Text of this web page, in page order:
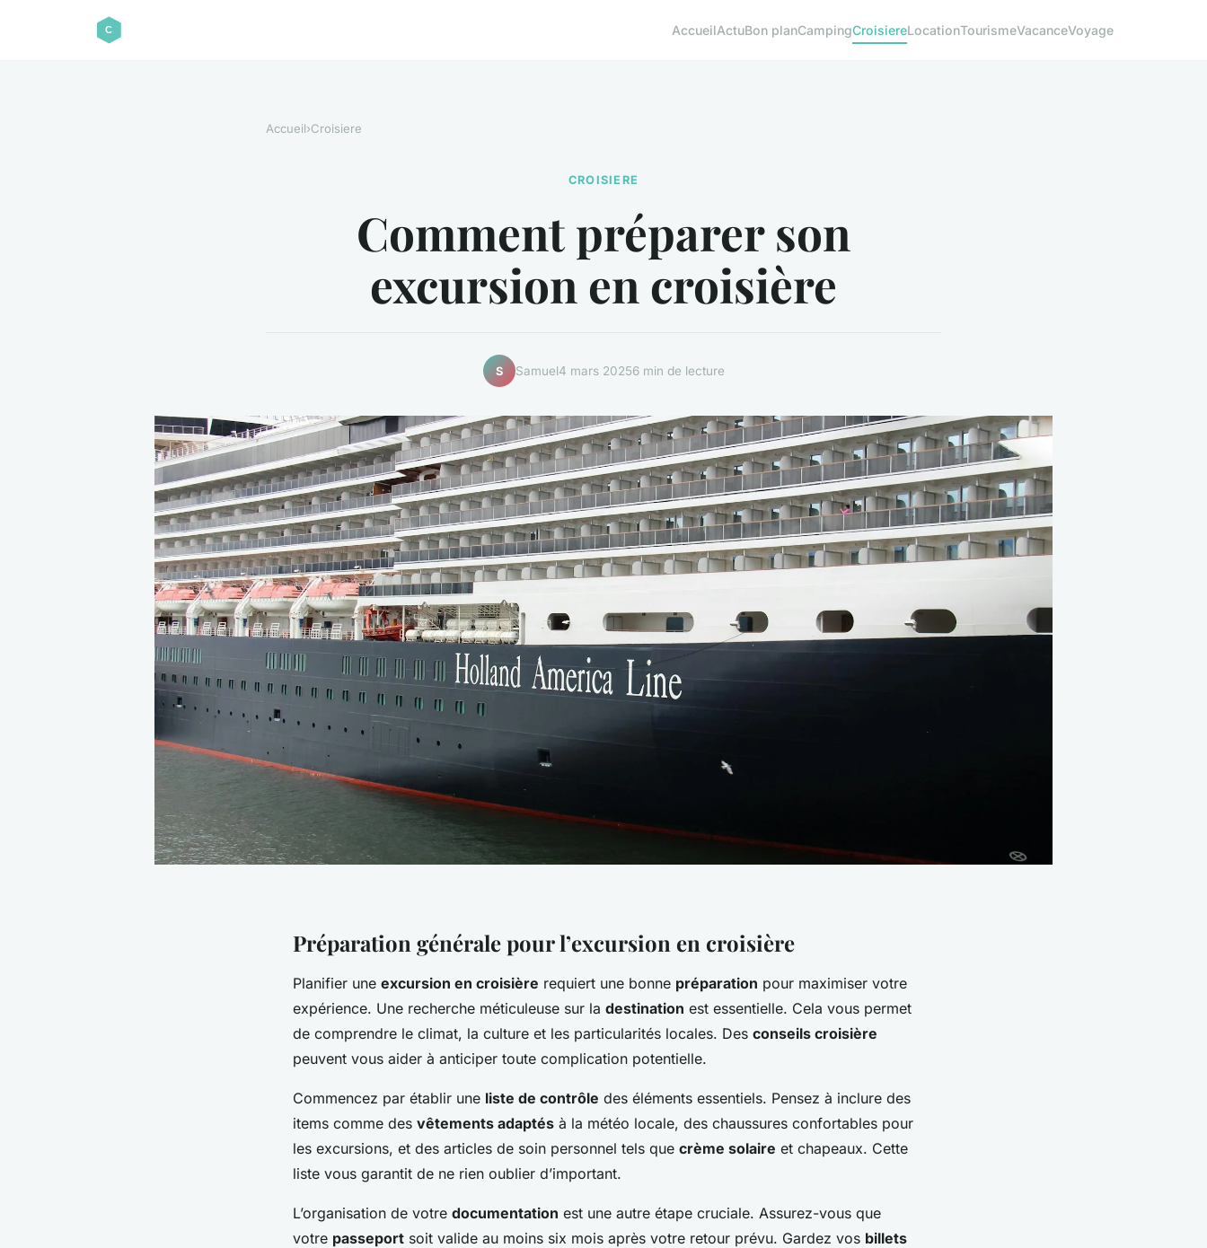
AccueilActuBon planCampingCroisiereLocationTourismeVacanceVoyage
Accueil›Croisiere
CROISIERE
Comment préparer son
excursion en croisière
S Samuel4 mars 20256 min de lecture
Préparation générale pour l’excursion en croisière
Planifier une excursion en croisière requiert une bonne préparation pour maximiser votre
expérience. Une recherche méticuleuse sur la destination est essentielle. Cela vous permet
de comprendre le climat, la culture et les particularités locales. Des conseils croisière
peuvent vous aider à anticiper toute complication potentielle.
Commencez par établir une liste de contrôle des éléments essentiels. Pensez à inclure des
items comme des vêtements adaptés à la météo locale, des chaussures confortables pour
les excursions, et des articles de soin personnel tels que crème solaire et chapeaux. Cette
liste vous garantit de ne rien oublier d’important.
L’organisation de votre documentation est une autre étape cruciale. Assurez-vous que
votre passeport soit valide au moins six mois après votre retour prévu. Gardez vos billets